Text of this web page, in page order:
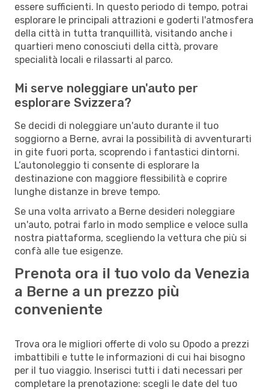
essere sufficienti. In questo periodo di tempo, potrai
esplorare le principali attrazioni e goderti l'atmosfera
della città in tutta tranquillità, visitando anche i
quartieri meno conosciuti della città, provare
specialità locali e rilassarti al parco.
Mi serve noleggiare un'auto per
esplorare Svizzera?
Se decidi di noleggiare un'auto durante il tuo
soggiorno a Berne, avrai la possibilità di avventurarti
in gite fuori porta, scoprendo i fantastici dintorni.
L’autonoleggio ti consente di esplorare la
destinazione con maggiore flessibilità e coprire
lunghe distanze in breve tempo.
Se una volta arrivato a Berne desideri noleggiare
un'auto, potrai farlo in modo semplice e veloce sulla
nostra piattaforma, scegliendo la vettura che più si
confà alle tue esigenze.
Prenota ora il tuo volo da Venezia
a Berne a un prezzo più
conveniente
Trova ora le migliori offerte di volo su Opodo a prezzi
imbattibili e tutte le informazioni di cui hai bisogno
per il tuo viaggio. Inserisci tutti i dati necessari per
completare la prenotazione: scegli le date del tuo